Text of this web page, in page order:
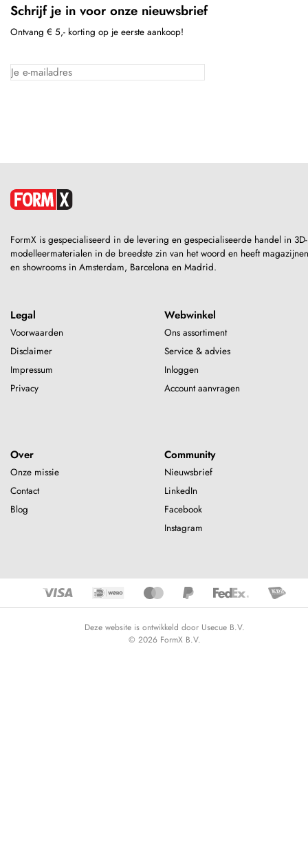
Schrijf je in voor onze nieuwsbrief
Ontvang € 5,- korting op je eerste aankoop!
FormX is gespecialiseerd in de levering en gespecialiseerde handel in 3D-
modelleermaterialen in de breedste zin van het woord en heeft magazijnen
en showrooms in Amsterdam, Barcelona en Madrid.
Legal
Voorwaarden
Disclaimer
Impressum
Privacy
Webwinkel
Ons assortiment
Service & advies
Inloggen
Account aanvragen
Over
Onze missie
Contact
Blog
Community
Nieuwsbrief
LinkedIn
Facebook
Instagram
Deze website is ontwikkeld door Usecue B.V.
© 2026 FormX B.V.